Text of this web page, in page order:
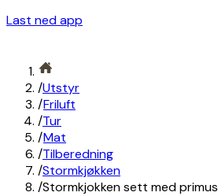
Last ned app
/Utstyr
/Friluft
/Tur
/Mat
/Tilberedning
/Stormkjøkken
/Stormkjokken sett med primus